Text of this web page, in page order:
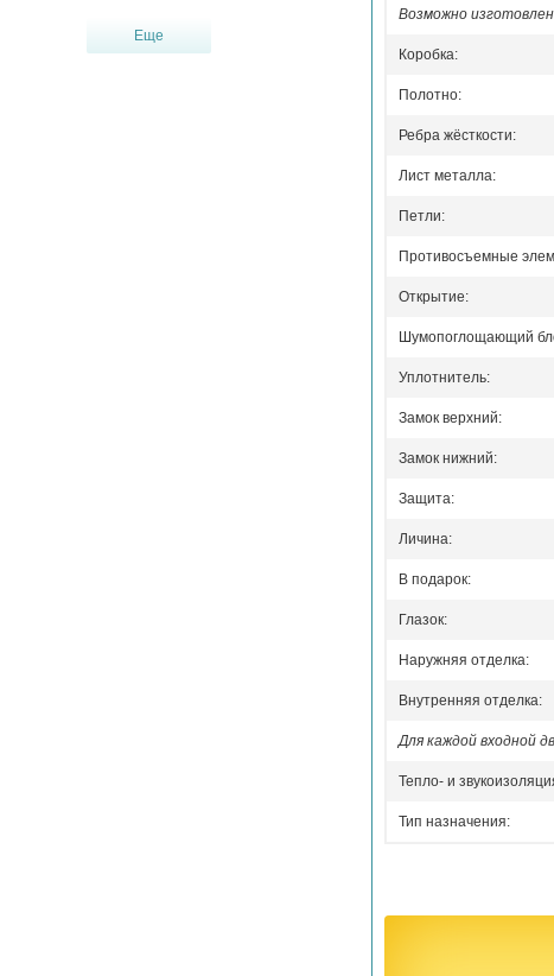
Еще
Возможно
Коробка:
Полотно:
Ребра жёсткости:
Лист металла:
Петли:
Противосъемные
Открытие:
Шумопоглощающий
Уплотнитель:
Замок верхний:
Замок нижний:
Защита:
Личина:
В подарок:
Глазок:
Наружняя отделка:
Внутренняя отделка:
Для каждой входной
Тепло- и
Тип назначения: